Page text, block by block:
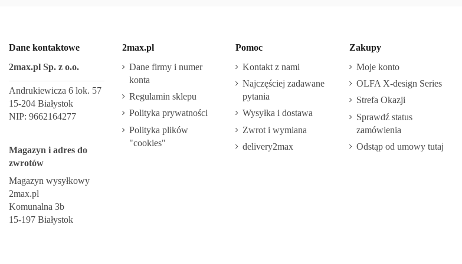
Dane kontaktowe
2max.pl Sp. z o.o.
Andrukiewicza 6 lok. 57
15-204 Białystok
NIP: 9662164277
Magazyn i adres do
zwrotów
Magazyn wysyłkowy
2max.pl
Komunalna 3b
15-197 Białystok
2max.pl
Dane firmy i numer
konta
Regulamin sklepu
Polityka prywatności
Polityka plików
"cookies"
Pomoc
Kontakt z nami
Najczęściej zadawane
pytania
Wysyłka i dostawa
Zwrot i wymiana
delivery2max
Zakupy
Moje konto
OLFA X-design Series
Strefa Okazji
Sprawdź status
zamówienia
Odstąp od umowy tutaj